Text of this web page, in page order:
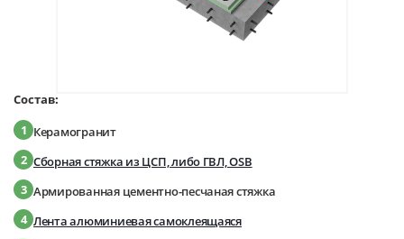
Состав:
1 Керамогранит
2 Сборная стяжка из ЦСП, либо ГВЛ, OSB
3 Армированная цементно-песчаная стяжка
4 Лента алюминиевая самоклеящаяся